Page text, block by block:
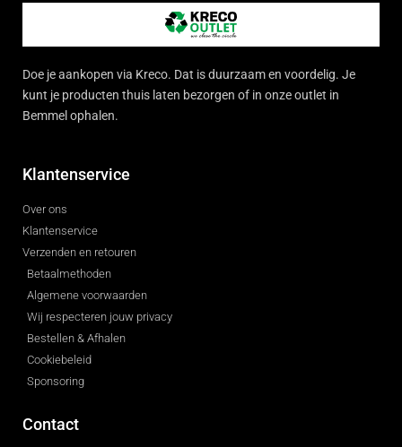
Doe je aankopen via Kreco. Dat is duurzaam en voordelig. Je
kunt je producten thuis laten bezorgen of in onze outlet in
Bemmel ophalen.
Klantenservice
Over ons
Klantenservice
Verzenden en retouren
Betaalmethoden
Algemene voorwaarden
Wij respecteren jouw privacy
Bestellen & Afhalen
Cookiebeleid
Sponsoring
Contact